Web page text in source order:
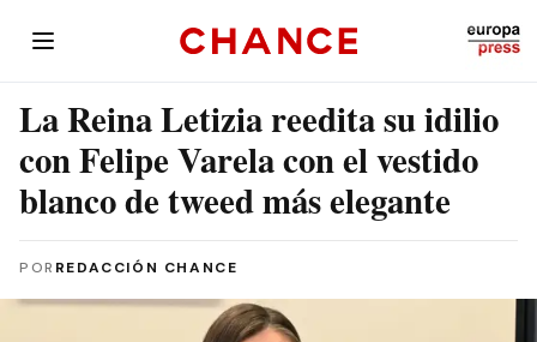
La Reina Letizia reedita su idilio
con Felipe Varela con el vestido
blanco de tweed más elegante
POR REDACCIÓN CHANCE